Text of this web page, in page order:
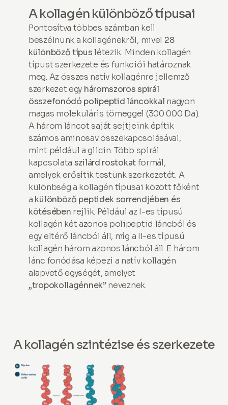
A kollagén különböző típusai
Pontosítva többes számban kell
beszélnünk a kollagénekről, mivel 28
különböző típuslétezik. Minden kollagén
típust szerkezete és funkciói határoznak
meg. Az összes natív kollagénre jellemző
szerkezet egy háromszoros spirál
összefonódó polipeptidláncokkal nagyon
magas molekuláris tömeggel (300 000 Da).
A három láncot saját sejtjeink építik
számos aminosav összekapcsolásával,
mint például a glicin. Több spirál
kapcsolata szilárd rostokatformál,
amelyek erősítik testünk szerkezetét. A
különbség a kollagén típusai között főként
a különböző peptidek sorrendjében és
kötésében rejlik. Például az I-es típusú
kollagén két azonos polipeptid láncból és
egy eltérő láncból áll, míg a II-es típusú
kollagén három azonos láncból áll. E három
lánc fonódása képezi a natív kollagén
alapvető egységét, amelyet
„tropokollagénnek” neveznek.
A kollagén szintézise és szerkezete